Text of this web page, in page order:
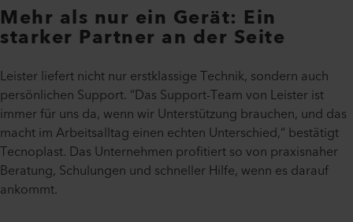
Mehr als nur ein Gerät: Ein
starker Partner an der Seite
Leister liefert nicht nur erstklassige Technik, sondern auch
persönlichen Support. “Das Support-Team von Leister ist
immer für uns da, wenn wir Unterstützung brauchen, und das
macht im Arbeitsalltag einen echten Unterschied,“ bestätigt
Tecnoplast. Das Unternehmen profitiert so von praxisnaher
Beratung, Schulungen und schneller Hilfe, wenn es darauf
ankommt.